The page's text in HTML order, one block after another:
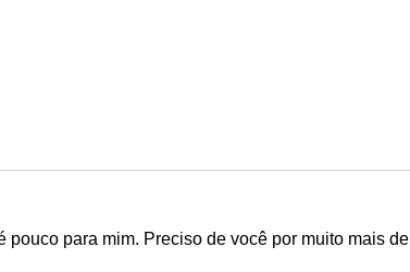
pouco para mim. Preciso de você por muito mais de